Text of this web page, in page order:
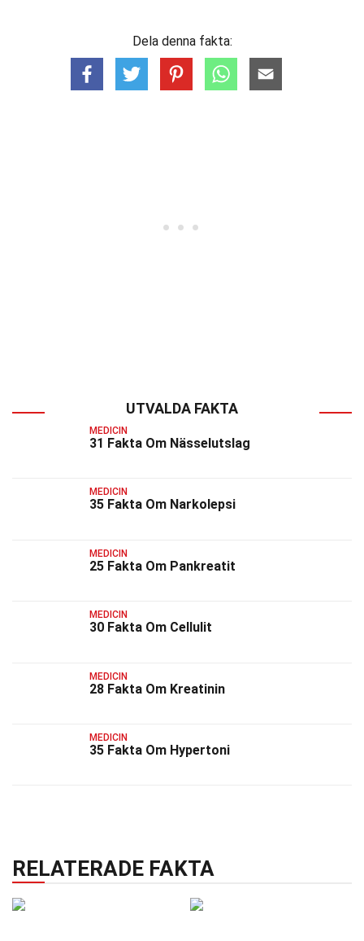
Dela denna fakta:
UTVALDA FAKTA
MEDICIN
31 Fakta Om Nässelutslag
MEDICIN
35 Fakta Om Narkolepsi
MEDICIN
25 Fakta Om Pankreatit
MEDICIN
30 Fakta Om Cellulit
MEDICIN
28 Fakta Om Kreatinin
MEDICIN
35 Fakta Om Hypertoni
RELATERADE FAKTA